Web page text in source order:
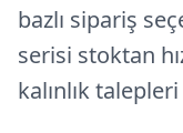
bazlı sipariş
serisi stoktan
kalınlık